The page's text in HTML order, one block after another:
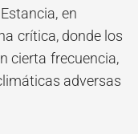
en
crítica, donde los
cierta frecuencia,
adversas